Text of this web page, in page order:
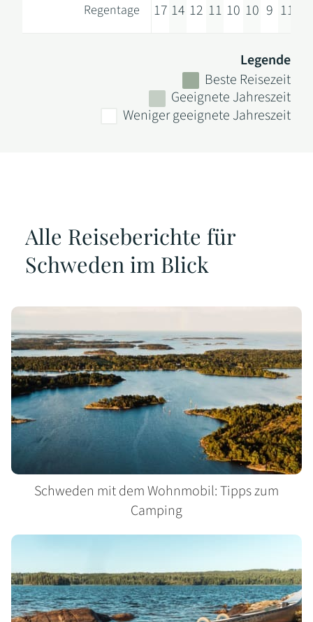
Regentage 17 14 12 11 10 10 9 11
Legende
Beste Reisezeit
Geeignete Jahreszeit
Weniger geeignete Jahreszeit
Alle Reiseberichte für
Schweden im Blick
Schweden mit dem Wohnmobil: Tipps zum
Camping